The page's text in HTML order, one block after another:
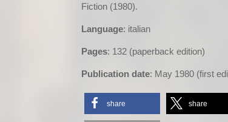
Fiction (1980).
Language: italian
Pages: 132 (paperback edition)
Publication date: May 1980 (first
share share